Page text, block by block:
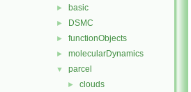
► basic
► DSMC
► functionObjects
► molecularDynamics
▼ parcel
► clouds